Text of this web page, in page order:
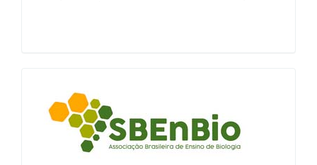
blocologosbenbio